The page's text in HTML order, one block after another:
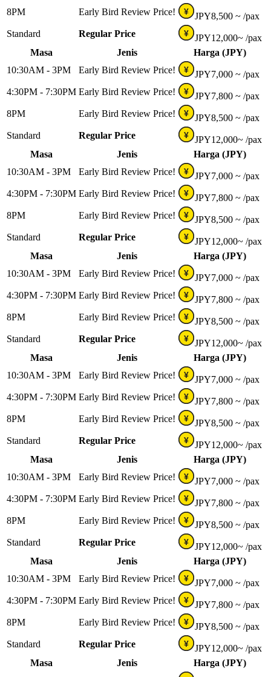
8PM
Early Bird Review Price! ¥ JPY8,500 ~ /pax
Standard
Regular Price ¥ JPY12,000~ /pax
Masa
Jenis
Harga (JPY)
10:30AM - 3PM
Early Bird Review Price! ¥ JPY7,000 ~ /pax
4:30PM - 7:30PM Early Bird Review Price! ¥ JPY7,800 ~ /pax
8PM
Early Bird Review Price! ¥ JPY8,500 ~ /pax
Standard
Regular Price ¥ JPY12,000~ /pax
Masa
Jenis
Harga (JPY)
10:30AM - 3PM
Early Bird Review Price! ¥ JPY7,000 ~ /pax
4:30PM - 7:30PM Early Bird Review Price! ¥ JPY7,800 ~ /pax
8PM
Early Bird Review Price! ¥ JPY8,500 ~ /pax
Standard
Regular Price ¥ JPY12,000~ /pax
Masa
Jenis
Harga (JPY)
10:30AM - 3PM
Early Bird Review Price! ¥ JPY7,000 ~ /pax
4:30PM - 7:30PM Early Bird Review Price! ¥ JPY7,800 ~ /pax
8PM
Early Bird Review Price! ¥ JPY8,500 ~ /pax
Standard
Regular Price ¥ JPY12,000~ /pax
Masa
Jenis
Harga (JPY)
10:30AM - 3PM
Early Bird Review Price! ¥ JPY7,000 ~ /pax
4:30PM - 7:30PM Early Bird Review Price! ¥ JPY7,800 ~ /pax
8PM
Early Bird Review Price! ¥ JPY8,500 ~ /pax
Standard
Regular Price ¥ JPY12,000~ /pax
Masa
Jenis
Harga (JPY)
10:30AM - 3PM
Early Bird Review Price! ¥ JPY7,000 ~ /pax
4:30PM - 7:30PM Early Bird Review Price! ¥ JPY7,800 ~ /pax
8PM
Early Bird Review Price! ¥ JPY8,500 ~ /pax
Standard
Regular Price ¥ JPY12,000~ /pax
Masa
Jenis
Harga (JPY)
10:30AM - 3PM
Early Bird Review Price! ¥ JPY7,000 ~ /pax
4:30PM - 7:30PM Early Bird Review Price! ¥ JPY7,800 ~ /pax
8PM
Early Bird Review Price! ¥ JPY8,500 ~ /pax
Standard
Regular Price ¥ JPY12,000~ /pax
Masa
Jenis
Harga (JPY)